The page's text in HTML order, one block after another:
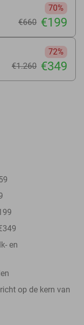
70%
€660 €199
72%
€1.260 €349
en
op de kern van